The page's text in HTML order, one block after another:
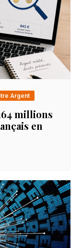
Argent
millions
en